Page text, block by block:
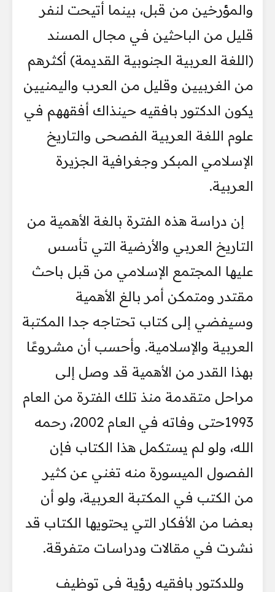
والمؤرخين من قبل، بينما أتيحت لنفر
قليل من الباحثين في مجال المسند
(اللغة العربية الجنوبية القديمة) أكثرهم
من الغربيين وقليل من العرب واليمنيين
يكون الدكتور بافقيه حينذاك أفقههم في
علوم اللغة العربية الفصحى والتاريخ
الإسلامي المبكر وجغرافية الجزيرة
العربية.
إن دراسة هذه الفترة بالغة الأهمية من
التاريخ العربي والأرضية التي تأسس
عليها المجتمع الإسلامي من قبل باحث
مقتدر ومتمكن أمر بالغ الأهمية
وسيفضي إلى كتاب تحتاجه جدا المكتبة
العربية والإسلامية. وأحسب أن مشروعًا
بهذا القدر من الأهمية قد وصل إلى
مراحل متقدمة منذ تلك الفترة من العام
1993حتى وفاته في العام 2002، رحمه
الله، ولو لم يستكمل هذا الكتاب فإن
الفصول الميسورة منه تغني عن كثير
من الكتب في المكتبة العربية، ولو أن
بعضا من الأفكار التي يحتويها الكتاب قد
نشرت في مقالات ودراسات متفرقة.
وللدكتور بافقيه رؤية في توظيف